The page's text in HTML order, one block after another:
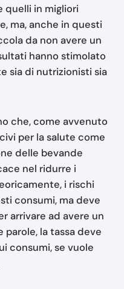
quelli in migliori
ma, anche in questi
da non avere un
hanno stimolato
sia di nutrizionisti sia
che, come avvenuto
per la salute come
delle bevande
nel ridurre i
i rischi
consumi, ma deve
arrivare ad avere un
la tassa deve
consumi, se vuole